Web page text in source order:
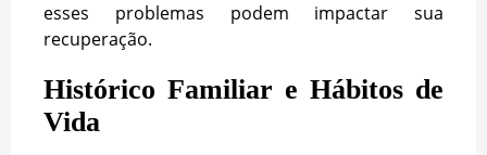
esses problemas podem impactar sua
recuperação.
Histórico Familiar e Hábitos de
Vida